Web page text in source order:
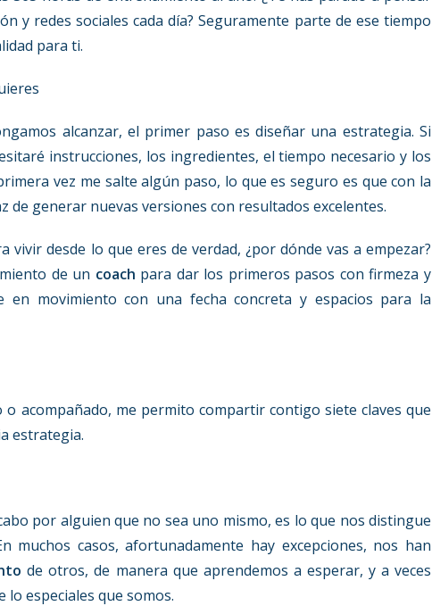
y redes sociales cada día? Seguramente parte de ese tiempo
para ti.
alcanzar, el primer paso es diseñar una estrategia. Si
instrucciones, los ingredientes, el tiempo necesario y los
vez me salte algún paso, lo que es seguro es que con la
de generar nuevas versiones con resultados excelentes.
desde lo que eres de verdad, ¿por dónde vas a empezar?
de un coach para dar los primeros pasos con firmeza y
movimiento con una fecha concreta y espacios para la
acompañado, me permito compartir contigo siete claves que
estrategia.
por alguien que no sea uno mismo, es lo que nos distingue
casos, afortunadamente hay excepciones, nos han
de otros, de manera que aprendemos a esperar, y a veces
lo especiales que somos.